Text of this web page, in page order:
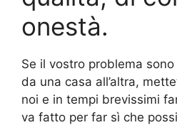
onestà.
Se il vostro problema
da una casa all’altra,
noi e in tempi brevissimi
va fatto per far sì che